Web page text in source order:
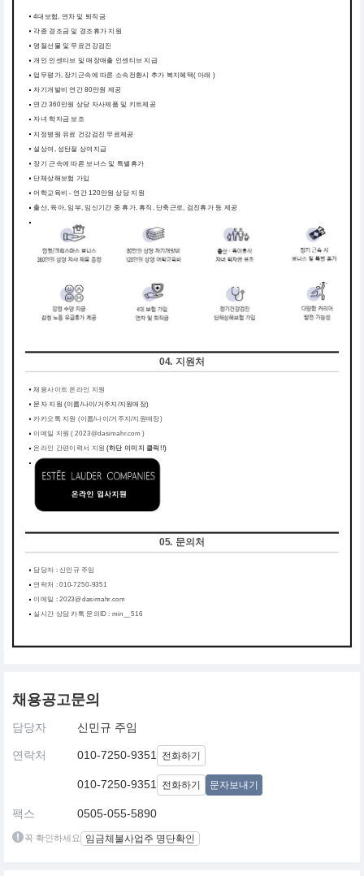
4대보험, 연차 및 퇴직금
각종 경조금 및 경조휴가 지원
명절선물 및 무료건강검진
개인 인센티브 및 매장매출 인센티브 지급
업무평가, 장기근속에 따른 소속전환시 추가 복지혜택( 아래 )
자기개발비 연간 80만원 제공
연간 360만원 상당 자사제품 및 키트제공
자녀 학자금 보조
지정병원 유료 건강검진 무료제공
설상여, 성탄절 상여지급
장기 근속에 따른 보너스 및 특별휴가
단체상해보험 가입
어학교육비 - 연간 120만원 상당 지원
출산, 육아, 임부, 임신기간 중 휴가, 휴직, 단축근로, 검진휴가 등 제공
04. 지원처
채용사이트 온라인 지원
문자 지원 (이름/나이/거주지/지원매장)
카카오톡 지원 (이름/나이/거주지/지원매장)
이메일 지원 ( 2023@dasimahr.com )
온라인 간편이력서 지원 (하단 이미지 클릭!!)
05. 문의처
담당자 : 신민규 주임
연락처 : 010-7250-9351
이메일 : 2023@dasimahr.com
실시간 상담 카톡 문의ID : min__516
채용공고문의
담당자 신민규 주임
연락처 010-7250-9351 전화하기
010-7250-9351 전화하기 문자보내기
팩스 0505-055-5890
꼭 확인하세요 임금체불사업주 명단확인